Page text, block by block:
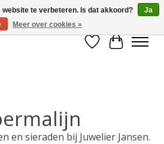
Verlanglijst
en sieraden bij Juwelier Jansen.
te verbeteren. Is dat akkoord?
Ja
Meer over cookies »